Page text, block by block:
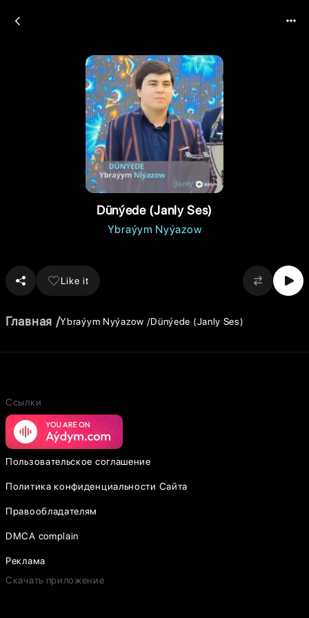
Dünýede (Janly Ses)
Ybraýym Nyýazow
Like it
Главная Ybraýym Nyýazow Dünýede (Janly Ses)
Ссылки
Пользовательское соглашение
Политика конфиденциальности Сайта
Правообладателям
DMCA complain
Реклама
Скачать приложение